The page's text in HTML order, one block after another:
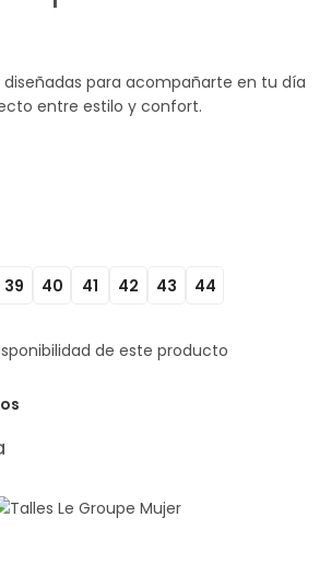
para acompañarte en tu día
entre estilo y confort.
39 40 41 42 43 44